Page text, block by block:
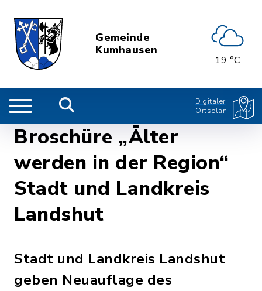
Gemeinde
Kumhausen
19 °C
Digitaler
Ortsplan
Broschüre „Älter
werden in der Region“
Stadt und Landkreis
Landshut
Stadt und Landkreis Landshut
geben Neuauflage des